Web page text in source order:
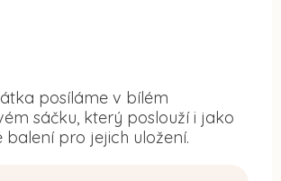
posíláme v bílém
sáčku, který poslouží i jako
balení pro jejich uložení.